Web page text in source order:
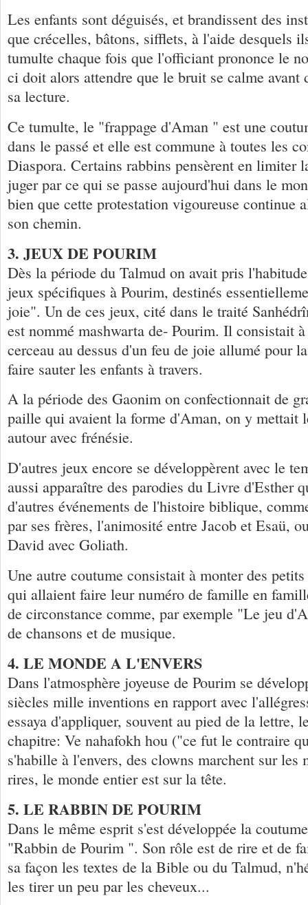
Les enfants sont déguisés, et brandissent des
que crécelles, bâtons, sifflets, à l'aide desquels
tumulte chaque fois que l'officiant prononce le
ci doit alors attendre que le bruit se calme avant
sa lecture.
Ce tumulte, le "frappage d'Aman " est une
dans le passé et elle est commune à toutes les
Diaspora. Certains rabbins pensèrent en limiter
juger par ce qui se passe aujourd'hui dans le
bien que cette protestation vigoureuse continue
son chemin.
3. JEUX DE POURIM
Dès la période du Talmud on avait pris
jeux spécifiques à Pourim, destinés
joie". Un de ces jeux, cité dans le traité
est nommé mashwarta de- Pourim. Il consistait
cerceau au dessus d'un feu de joie allumé pour
faire sauter les enfants à travers.
A la période des Gaonim on confectionnait de
paille qui avaient la forme d'Aman, on y mettait
autour avec frénésie.
D'autres jeux encore se développèrent avec le
aussi apparaître des parodies du Livre d'Esther
d'autres événements de l'histoire biblique,
par ses frères, l'animosité entre Jacob et Esaü,
David avec Goliath.
Une autre coutume consistait à monter des
qui allaient faire leur numéro de famille en
de circonstance comme, par exemple "Le jeu
de chansons et de musique.
4. LE MONDE A L'ENVERS
Dans l'atmosphère joyeuse de Pourim se
siècles mille inventions en rapport avec
essaya d'appliquer, souvent au pied de la lettre,
chapitre: Ve nahafokh hou ("ce fut le contraire
s'habille à l'envers, des clowns marchent sur les
rires, le monde entier est sur la tête.
5. LE RABBIN DE POURIM
Dans le même esprit s'est développée la
"Rabbin de Pourim ". Son rôle est de rire et de
sa façon les textes de la Bible ou du Talmud,
les tirer un peu par les cheveux...